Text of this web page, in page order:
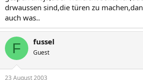
drwaussen sind,die türen zu
auch was..
F fussel
Guest
23 August 2003